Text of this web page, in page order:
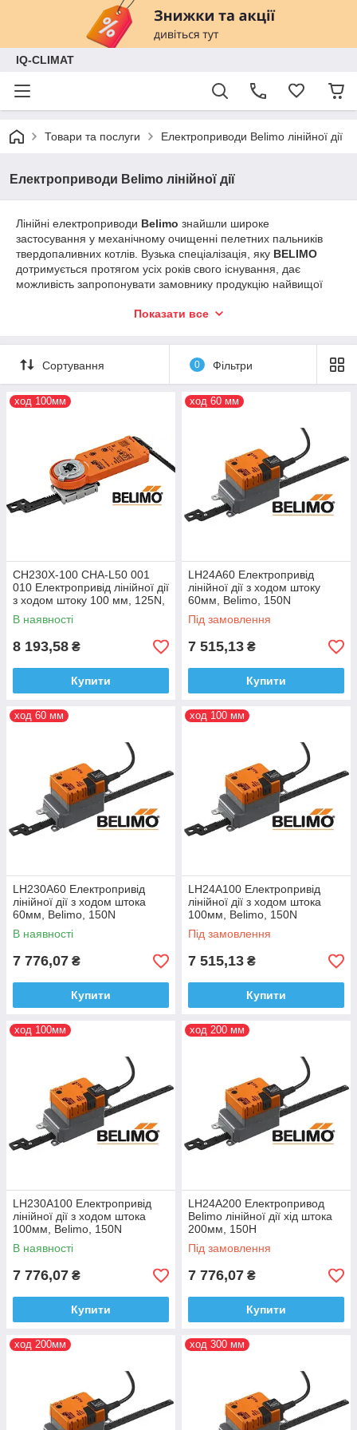
IQ-CLIMAT
Товари та послуги Електроприводи Belimo лінійної дії
Електроприводи Belimo лінійної дії
Лінійні електроприводи Belimo знайшли широке
застосування у механічному очищенні пелетних пальників
твердопаливних котлів. Вузька спеціалізація, яку BELIMO
дотримується протягом усіх років свого існування, дає
можливість запропонувати замовнику продукцію найвищої
багаторічний досвід розробників та споживачів для пошуку
нововведення, що з'являються в цій галузі, беруть початок у
стінах BELIMO. Протягом трьох останніх десятиліть більш ніж
у 40 країнах світу назва фірми
BELIMO
(Білімо), Швейцарія є
Показати все
Сортування 0 Фільтри
ход 100мм
CH230X-100 CHA-L50 001
010 Електропривід лінійної дії
з ходом штоку 100 мм, 125N,
Belimo
В наявності
8 193,58 ₴
Купити
ход 60 мм
LH24A60 Електропривід
лінійної дії з ходом штоку
60мм, Belimo, 150N
Під замовлення
7 515,13 ₴
Купити
ход 60 мм
LH230A60 Електропривід
лінійної дії з ходом штока
60мм, Belimo, 150N
В наявності
7 776,07 ₴
Купити
ход 100 мм
LH24A100 Електропривід
лінійної дії з ходом штока
100мм, Belimo, 150N
Під замовлення
7 515,13 ₴
Купити
ход 100мм
LH230A100 Електропривід
лінійної дії з ходом штока
100мм, Belimo, 150N
В наявності
7 776,07 ₴
Купити
ход 200 мм
LH24A200 Електропривод
Belimo лінійної дії хід штока
200мм, 150H
Під замовлення
7 776,07 ₴
Купити
ход 200мм ход 300 мм